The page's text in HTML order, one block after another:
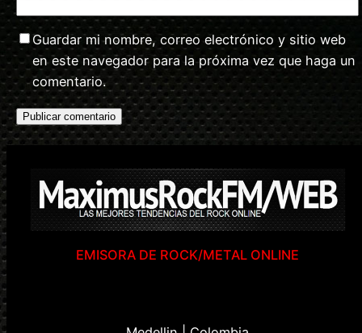
Guardar mi nombre, correo electrónico y sitio web
en este navegador para la próxima vez que haga un
comentario.
EMISORA DE ROCK/METAL ONLINE